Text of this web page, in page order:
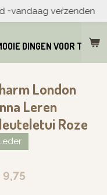
DINGEN VOOR THUIS
=vandaag veŕzenden
London
Leren
Roze